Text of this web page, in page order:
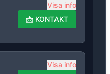
Visa info
📩 KONTAKT
Visa info